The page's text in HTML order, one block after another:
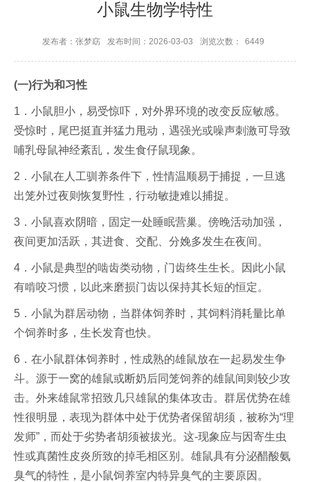
小鼠生物学特性
发布者：张梦窈 发布时间：2026-03-03 浏览次数： 6449
(一)行为和习性
1．小鼠胆小，易受惊吓，对外界环境的改变反应敏感。
受惊时，尾巴挺直并猛力甩动，遇强光或噪声刺激可导致
哺乳母鼠神经紊乱，发生食仔鼠现象。
2．小鼠在人工驯养条件下，性情温顺易于捕捉，一旦逃
出笼外过夜则恢复野性，行动敏捷难以捕捉。
3．小鼠喜欢阴暗，固定一处睡眠营巢。傍晚活动加强，
夜间更加活跃，其进食、交配、分娩多发生在夜间。
4．小鼠是典型的啮齿类动物，门齿终生生长。因此小鼠
有啃咬习惯，以此来磨损门齿以保持其长短的恒定。
5．小鼠为群居动物，当群体饲养时，其饲料消耗量比单
个饲养时多，生长发育也快。
6．在小鼠群体饲养时，性成熟的雄鼠放在一起易发生争
斗。源于一窝的雄鼠或断奶后同笼饲养的雄鼠间则较少攻
击。外来雄鼠常招致几只雄鼠的集体攻击。群居优势在雄
性很明显，表现为群体中处于优势者保留胡须，被称为“理
发师”，而处于劣势者胡须被拔光。这-现象应与因寄生虫
性或真菌性皮炎所致的掉毛相区别。雄鼠具有分泌醋酸氨
臭气的特性，是小鼠饲养室内特异臭气的主要原因。